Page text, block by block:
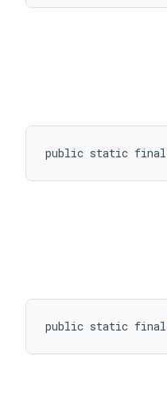
public static final
public static final